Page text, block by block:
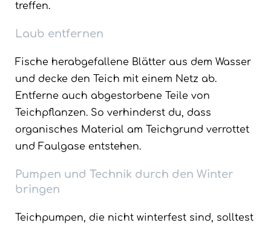
treffen.
Laub entfernen
Fische herabgefallene Blätter aus dem Wasser
und decke den Teich mit einem Netz ab.
Entferne auch abgestorbene Teile von
Teichpflanzen. So verhinderst du, dass
organisches Material am Teichgrund verrottet
und Faulgase entstehen.
Pumpen und Technik durch den Winter
bringen
Teichpumpen, die nicht winterfest sind, solltest